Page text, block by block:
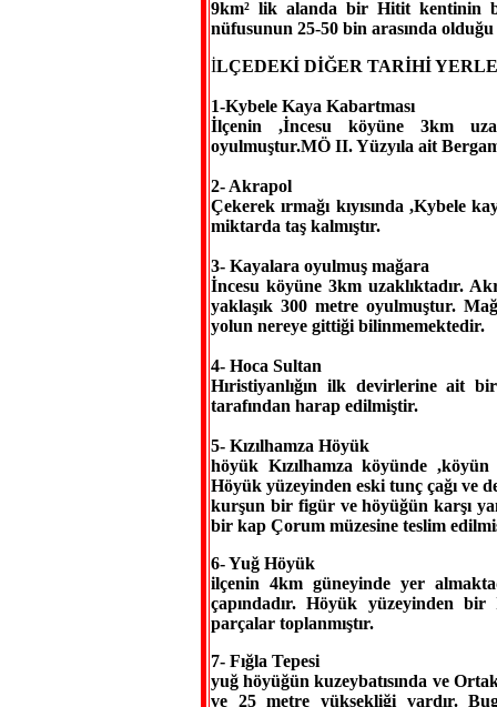
9km² lik alanda bir Hitit kentinin
nüfusunun 25-50 bin arasında
İLÇEDEKİ DİĞER TARİHİ
1-Kybele Kaya Kabartması
İlçenin ,İncesu köyüne 3km
oyulmuştur.MÖ II. Yüzyıla ait
2- Akrapol
Çekerek ırmağı kıyısında ,Kybele
miktarda taş kalmıştır.
3- Kayalara oyulmuş mağara
İncesu köyüne 3km uzaklıktadır.
yaklaşık 300 metre oyulmuştur.
yolun nereye gittiği bilinmemektedir.
4- Hoca Sultan
Hıristiyanlığın ilk devirlerine ait
tarafından harap edilmiştir.
5- Kızılhamza Höyük
höyük Kızılhamza köyünde
Höyük yüzeyinden eski tunç çağı ve
kurşun bir figür ve höyüğün karşı
bir kap Çorum müzesine teslim
6- Yuğ Höyük
ilçenin 4km güneyinde yer
çapındadır. Höyük yüzeyinden
parçalar toplanmıştır.
7- Fığla Tepesi
yuğ höyüğün kuzeybatısında ve
ve 25 metre yüksekliği vardır.